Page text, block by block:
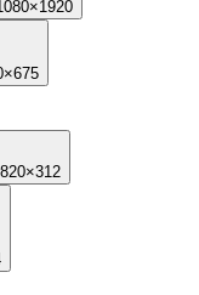
820×312